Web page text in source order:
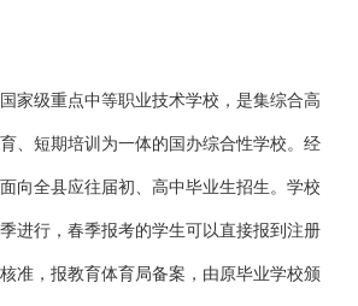
级重点中等职业技术学校，是集综合高
、短期培训为一体的国办综合性学校。经
向全县应往届初、高中毕业生招生。学校
进行，春季报考的学生可以直接报到注册
准，报教育体育局备案，由原毕业学校颁